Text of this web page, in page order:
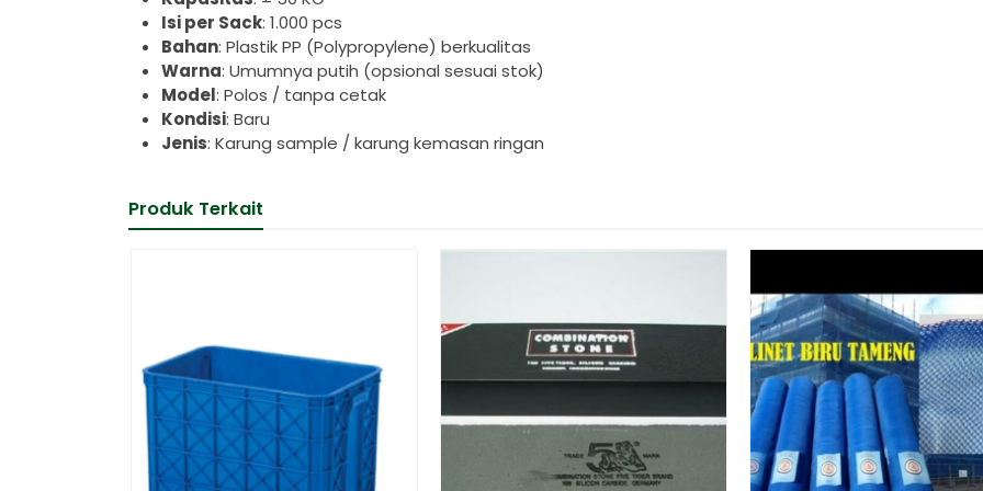
Isi per Sack: 1.000 pcs
Bahan: Plastik PP (Polypropylene) berkualitas
Warna: Umumnya putih (opsional sesuai stok)
Model: Polos / tanpa cetak
Kondisi: Baru
Jenis: Karung sample / karung kemasan ringan
Produk Terkait